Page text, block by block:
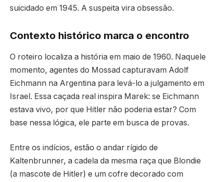
suicidado em 1945. A suspeita vira obsessão.
Contexto histórico marca o encontro
O roteiro localiza a história em maio de 1960. Naquele
momento, agentes do Mossad capturavam Adolf
Eichmann na Argentina para levá-lo a julgamento em
Israel. Essa caçada real inspira Marek: se Eichmann
estava vivo, por que Hitler não poderia estar? Com
base nessa lógica, ele parte em busca de provas.
Entre os indícios, estão o andar rígido de
Kaltenbrunner, a cadela da mesma raça que Blondie
(a mascote de Hitler) e um cofre decorado com